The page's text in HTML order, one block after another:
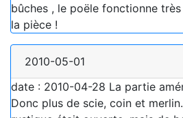
bûches , le poële fonctionne
la pièce !
2010-05-01
date : 2010-04-28 La partie
Donc plus de scie, coin et